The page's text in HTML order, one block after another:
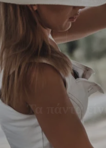
Τα πάντα